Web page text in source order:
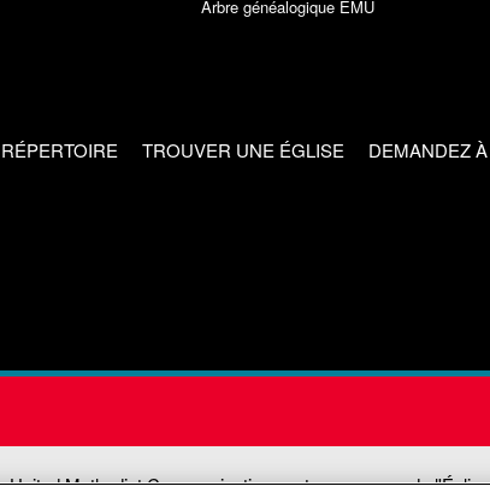
Arbre généalogique EMU
RÉPERTOIRE TROUVER UNE ÉGLISE DEMANDEZ À
United Methodist Communications est une agence de